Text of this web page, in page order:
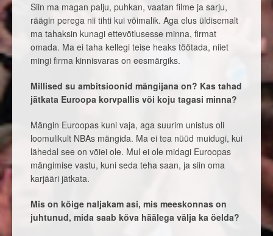
Siin ma magan palju, puhkan, vaatan filme ja sarju,
räägin perega nii tihti kui võimalik. Aga elus üldisemalt
ma tahaksin kunagi ettevõtlusesse minna, firmat
omada. Ma ei taha kellegi teise heaks töötada, niiet
mingi firma kinnisvaras on eesmärgiks.
Millised su ambitsioonid mängijana on? Kas tahad
jätkata Euroopa korvpallis või koju tagasi minna?
Mängin Euroopas kuni vaja, aga suurim unistus oli
loomulikult NBAs mängida. Ma ei tea nüüd muidugi, kui
lähedal see on võiei ole. Mul ei ole midagi Euroopas
mängimise vastu, kuni seda teha saan, ja siin oma
karjääri jätkata.
Mis on kõige naljakam asi, mis meeskonnas on
juhtunud, mida saab kõva häälega välja ka öelda?